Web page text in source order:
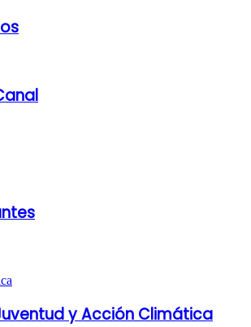
y Acción Climática